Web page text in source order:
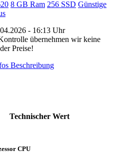
8 GB Ram 256 SSD Günstige
- 16:13 Uhr
übernehmen wir keine
Preise!
Beschreibung
Technischer Wert
CPU